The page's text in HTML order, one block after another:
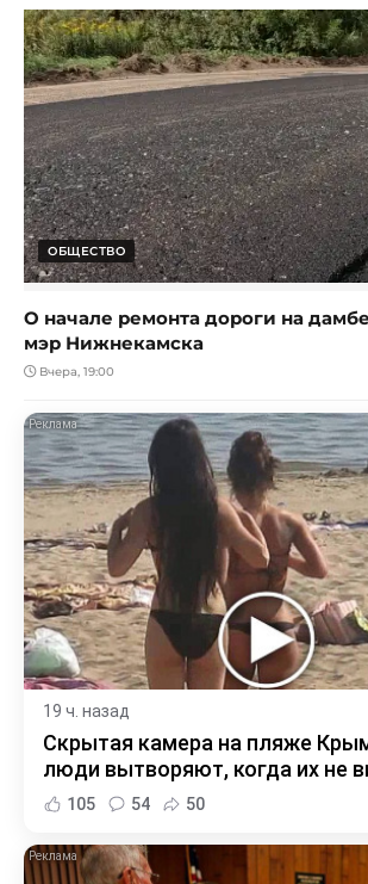
ОБЩЕСТВО
О начале ремонта дороги на
мэр Нижнекамска
Вчера, 19:00
19 ч. назад
Скрытая камера на пляже
люди вытворяют, когда их не
105 54 50